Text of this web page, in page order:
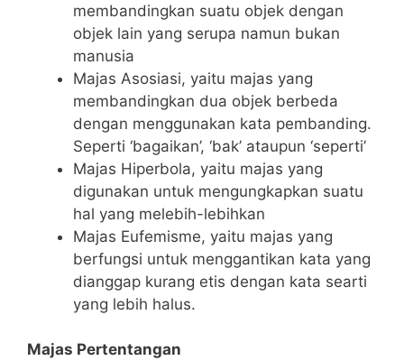
membandingkan suatu objek dengan
objek lain yang serupa namun bukan
manusia
Majas Asosiasi, yaitu majas yang
membandingkan dua objek berbeda
dengan menggunakan kata pembanding.
Seperti ‘bagaikan’, ‘bak’ ataupun ‘seperti’
Majas Hiperbola, yaitu majas yang
digunakan untuk mengungkapkan suatu
hal yang melebih-lebihkan
Majas Eufemisme, yaitu majas yang
berfungsi untuk menggantikan kata yang
dianggap kurang etis dengan kata searti
yang lebih halus.
Majas Pertentangan